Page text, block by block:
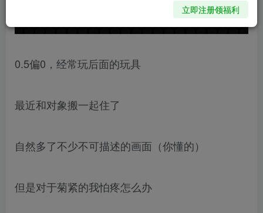
0.5偏0，经常玩后面的玩具
最近和对象搬一起住了
自然多了不少不可描述的画面（你懂的）
但是对于菊紧的我怕疼怎么办
立即注册领福利